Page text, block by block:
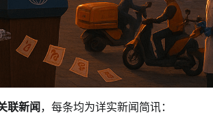
联新闻，每条均为详实新闻简讯：